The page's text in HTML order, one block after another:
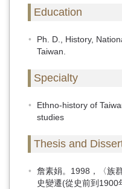
Education
Ph. D., History,
Taiwan.
Specialty
Ethno-history of
studies
Thesis and
詹素娟。1998，〈族
史變遷(從史前到